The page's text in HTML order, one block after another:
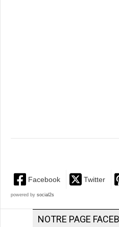
Facebook Twitter
powered by social2s
NOTRE PAGE